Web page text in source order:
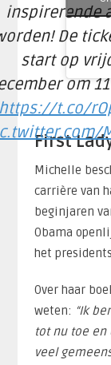
inspirerende
De
start op
om
t.co/
First
Michelle
carrière van
beginjaren
Obama
het
Over haar
weten: “Ik
tot nu toe en
veel